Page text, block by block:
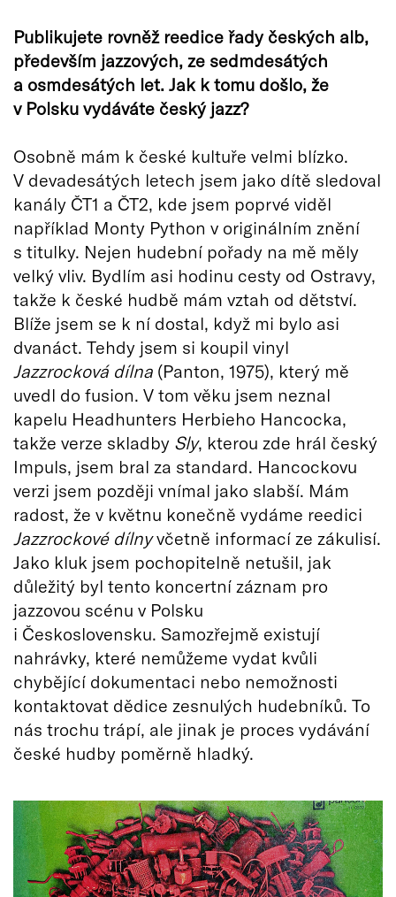
Publikujete rovněž reedice řady českých alb,
především jazzových, ze sedmdesátých
a osmdesátých let. Jak k tomu došlo, že
v Polsku vydáváte český jazz?
Osobně mám k české kultuře velmi blízko.
V devadesátých letech jsem jako dítě sledoval
kanály ČT1 a ČT2, kde jsem poprvé viděl
například Monty Python v originálním znění
s titulky. Nejen hudební pořady na mě měly
velký vliv. Bydlím asi hodinu cesty od Ostravy,
takže k české hudbě mám vztah od dětství.
Blíže jsem se k ní dostal, když mi bylo asi
dvanáct. Tehdy jsem si koupil vinyl
Jazzrocková dílna (Panton, 1975), který mě
uvedl do fusion. V tom věku jsem neznal
kapelu Headhunters Herbieho Hancocka,
takže verze skladby Sly, kterou zde hrál český
Impuls, jsem bral za standard. Hancockovu
verzi jsem později vnímal jako slabší. Mám
radost, že v květnu konečně vydáme reedici
Jazzrockové dílnyvčetně informací ze zákulisí.
Jako kluk jsem pochopitelně netušil, jak
důležitý byl tento koncertní záznam pro
jazzovou scénu v Polsku
i Československu. Samozřejmě existují
nahrávky, které nemůžeme vydat kvůli
chybějící dokumentaci nebo nemožnosti
kontaktovat dědice zesnulých hudebníků. To
nás trochu trápí, ale jinak je proces vydávání
české hudby poměrně hladký.